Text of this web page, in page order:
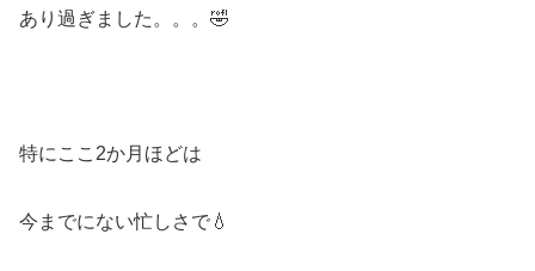
あり過ぎました。。。🤣
特にここ2か月ほどは
今までにない忙しさで💧